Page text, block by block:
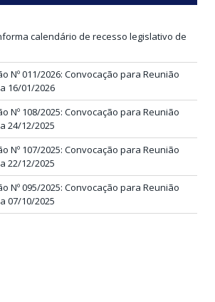
calendário de recesso legislativo de
Nº 011/2026: Convocação para Reunião
16/01/2026
Nº 108/2025: Convocação para Reunião
24/12/2025
Nº 107/2025: Convocação para Reunião
22/12/2025
Nº 095/2025: Convocação para Reunião
07/10/2025